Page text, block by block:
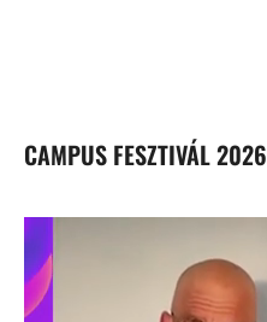
CAMPUS FESZTIVÁL 2026